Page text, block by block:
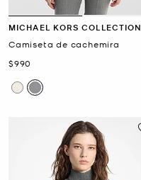
MICHAEL KORS COLLECTION
Camiseta de cachemira
Ahora
$990